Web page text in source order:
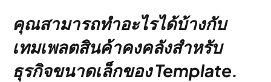
คุณสามารถทำอะไรได้บ้างกับ
เทมเพลตสินค้าคงคลังสำหรับ
ธุรกิจขนาดเล็กของ Template.